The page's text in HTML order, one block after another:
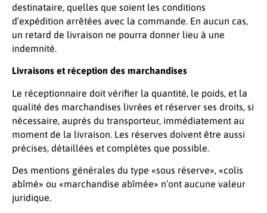
destinataire, quelles que soient les conditions
d’expédition arrêtées avec la commande. En aucun cas,
un retard de livraison ne pourra donner lieu à une
indemnité.
Livraisons et réception des marchandises
Le réceptionnaire doit vérifier la quantité, le poids, et la
qualité des marchandises livrées et réserver ses droits, si
nécessaire, auprès du transporteur, immédiatement au
moment de la livraison. Les réserves doivent être aussi
précises, détaillées et complètes que possible.
Des mentions générales du type «sous réserve», «colis
abîmé» ou «marchandise abîmée» n’ont aucune valeur
juridique.